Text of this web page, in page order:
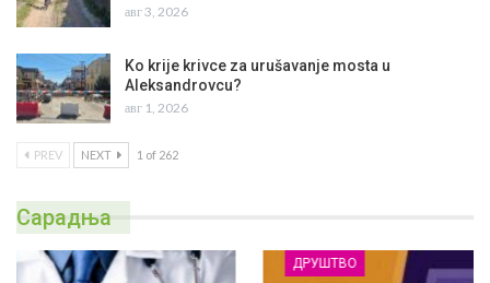
авг 3, 2026
Ko krije krivce za urušavanje mosta u
Aleksandrovcu?
авг 1, 2026
PREV NEXT 1 of 262
Сарадња
ДРУШТВО